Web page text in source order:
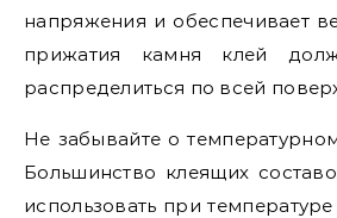
напряжения и обеспечивает
прижатия камня клей
распределиться по всей
Не забывайте о
Большинство клеящих
использовать при температуре